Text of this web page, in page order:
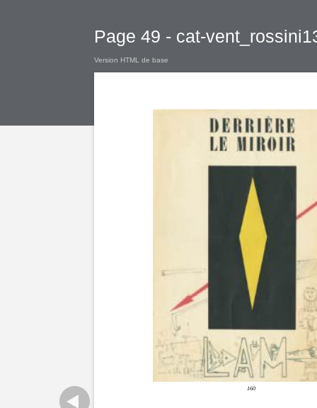
Page 49 - cat-
Version HTML de base
160